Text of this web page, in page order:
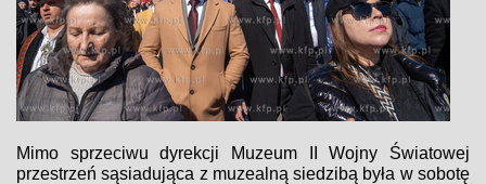
Mimo sprzeciwu dyrekcji Muzeum II Wojny Światowej
przestrzeń sąsiadująca z muzealną siedzibą była w sobotę